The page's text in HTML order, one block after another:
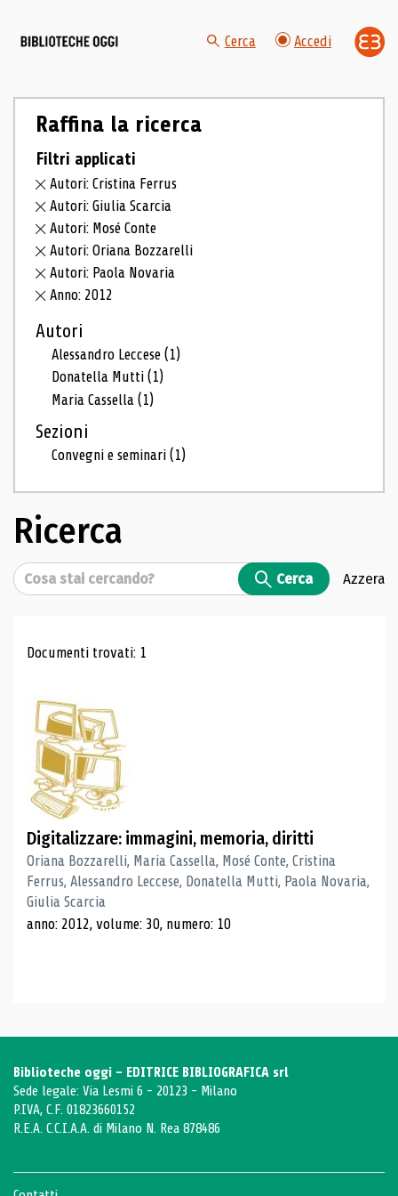
Cerca Accedi
Raffina la ricerca
Filtri applicati
Autori: Cristina Ferrus
Autori: Giulia Scarcia
Autori: Mosé Conte
Autori: Oriana Bozzarelli
Autori: Paola Novaria
Anno: 2012
Autori
Alessandro Leccese(1)
Donatella Mutti(1)
Maria Cassella(1)
Sezioni
Convegni e seminari(1)
Ricerca
Cerca Cerca Azzera
Risultati di ricerca
Documenti trovati: 1
Digitalizzare: immagini, memoria, diritti
Oriana Bozzarelli, Maria Cassella, Mosé Conte, Cristina
Ferrus, Alessandro Leccese, Donatella Mutti, Paola Novaria,
Giulia Scarcia
anno: 2012, volume: 30, numero: 10
Biblioteche oggi - EDITRICE BIBLIOGRAFICA srl
Sede legale: Via Lesmi 6 - 20123 - Milano
P.IVA, C.F. 01823660152
R.E.A. C.C.I.A.A. di Milano N. Rea 878486